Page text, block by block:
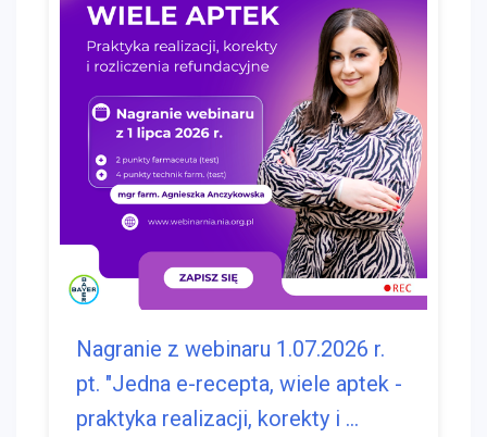
Nagranie z webinaru 1.07.2026 r.
pt. "Jedna e-recepta, wiele aptek -
praktyka realizacji, korekty i ...